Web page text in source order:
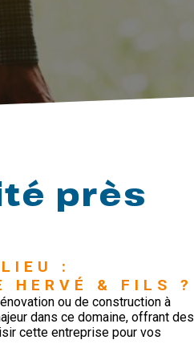
près
:
HERVÉ & FILS ?
ou de construction à
dans ce domaine, offrant des
cette entreprise pour vos